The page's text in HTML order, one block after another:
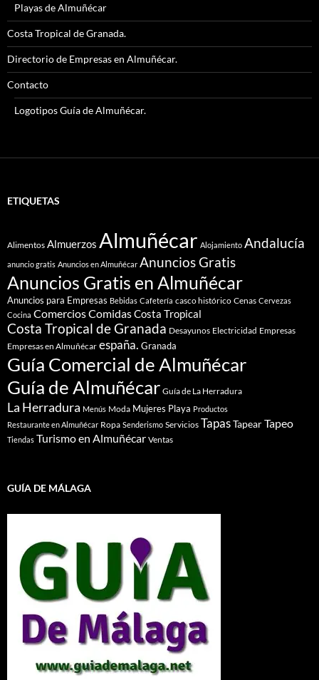
Playas de Almuñécar
Costa Tropical de Granada.
Directorio de Empresas en Almuñécar.
Contacto
Logotipos Guía de Almuñécar.
ETIQUETAS
Alimentos Almuerzos Almuñécar Alojamiento Andalucía
anuncio gratis Anuncios en Almuñécar Anuncios Gratis
Anuncios Gratis en Almuñécar
Anuncios para Empresas Bebidas Cafetería casco histórico Cenas Cervezas
Cocina ComerciosComidasCosta Tropical
Costa Tropical de Granada Desayunos Electricidad Empresas
Empresas en Almuñécar españa. Granada
Guía Comercial de Almuñécar
Guía de Almuñécar Guía de La Herradura
La Herradura Menús Moda Mujeres Playa Productos
Restaurante en Almuñécar Ropa Senderismo Servicios TapasTapearTapeo
Tiendas Turismo en Almuñécar Ventas
GUÍA DE MÁLAGA